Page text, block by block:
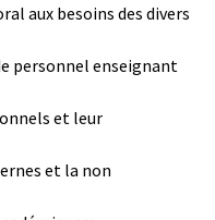
aux besoins des divers
personnel enseignant
et leur
et la non